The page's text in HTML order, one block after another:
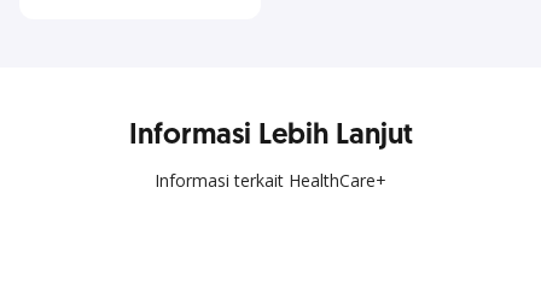
Informasi Lebih Lanjut
Informasi terkait HealthCare+